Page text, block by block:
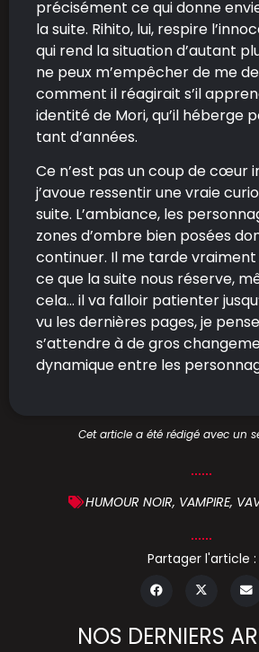
précisément ce qui donne
la suite. Rihito, lui, respire
qui rend la situation d’autant
ne peux m’empêcher de me
comment il réagirait s’il
identité de Mori, qu’il héberge
tant d’années.
Ce n’est pas un coup de cœur
j’avoue ressentir une vraie
suite. L’ambiance, les
zones d’ombre bien posées
continuer. Il me tarde
ce que la suite nous réserve,
cela… il va falloir patienter
vu les dernières pages, je
s’attendre à de gros
dynamique entre les
Cet article a été rédigé avec un
HUMOUR NOIR, VAMPIRE,
Partager l'article :
NOS DERNIERS